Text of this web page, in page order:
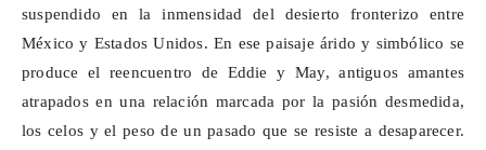
suspendido en la inmensidad del desierto fronterizo entre
México y Estados Unidos. En ese paisaje árido y simbólico se
produce el reencuentro de Eddie y May, antiguos amantes
atrapados en una relación marcada por la pasión desmedida,
los celos y el peso de un pasado que se resiste a desaparecer.